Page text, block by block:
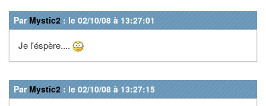
Par Mystic2 : le 02/10/08 à 13:27:01
Je l'éspère....
Par Mystic2 : le 02/10/08 à 13:27:15